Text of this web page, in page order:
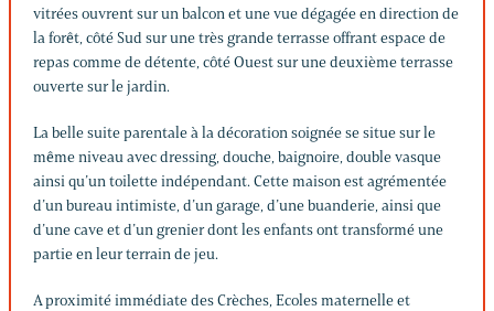
vitrées ouvrent sur un balcon et une vue dégagée en direction de
la forêt, côté Sud sur une très grande terrasse offrant espace de
repas comme de détente, côté Ouest sur une deuxième terrasse
ouverte sur le jardin.
La belle suite parentale à la décoration soignée se situe sur le
même niveau avec dressing, douche, baignoire, double vasque
ainsi qu’un toilette indépendant. Cette maison est agrémentée
d’un bureau intimiste, d’un garage, d’une buanderie, ainsi que
d’une cave et d’un grenier dont les enfants ont transformé une
partie en leur terrain de jeu.
A proximité immédiate des Crèches, Ecoles maternelle et